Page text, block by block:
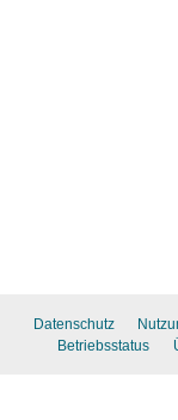
Datenschutz
Betriebsstatus